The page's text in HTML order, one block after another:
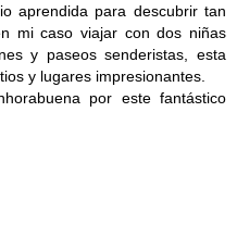
aprendida para descubrir tan
mi caso viajar con dos niñas
y paseos senderistas, esta
y lugares impresionantes.
por este fantástico